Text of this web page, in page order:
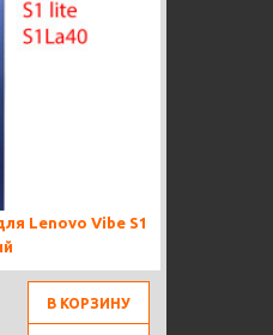
Lenovo Vibe S1
В КОРЗИНУ